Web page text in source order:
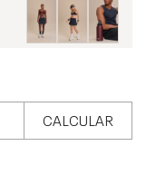
CALCULAR